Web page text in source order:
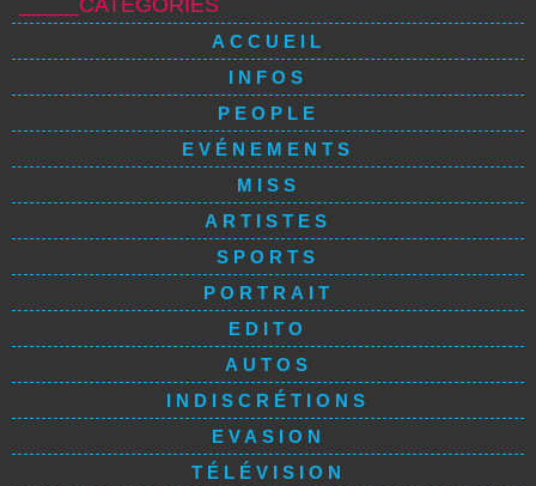
_____CATÉGORIES
ACCUEIL
INFOS
PEOPLE
EVÉNEMENTS
MISS
ARTISTES
SPORTS
PORTRAIT
EDITO
AUTOS
INDISCRÉTIONS
EVASION
TÉLÉVISION